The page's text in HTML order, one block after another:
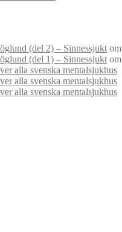
(del 2) – Sinnessjukt om
(del 1) – Sinnessjukt om
alla svenska mentalsjukhus
alla svenska mentalsjukhus
alla svenska mentalsjukhus